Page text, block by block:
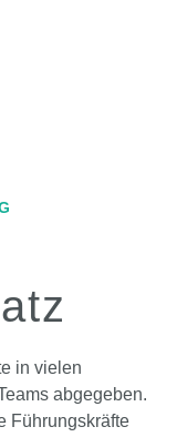
in vielen
abgegeben.
Führungskräfte